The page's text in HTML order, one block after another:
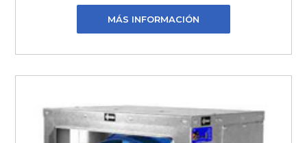
MÁS INFORMACIÓN